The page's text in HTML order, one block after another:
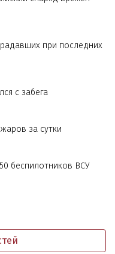
при последних
с забега
за сутки
беспилотников ВСУ